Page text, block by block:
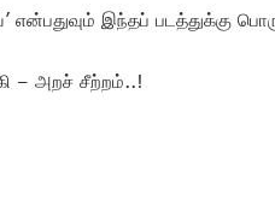
என்பதுவும் இந்தப் படத்துக்கு
– அறச் சீற்றம்..!